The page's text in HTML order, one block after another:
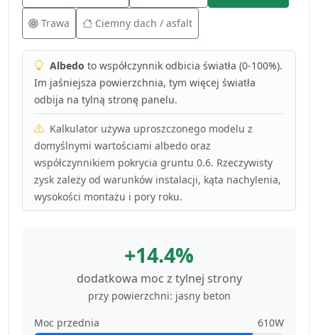
Trawa Ciemny dach / asfalt
Albedo to współczynnik odbicia światła (0-100%).
Im jaśniejsza powierzchnia, tym więcej światła
odbija na tylną stronę panelu.
Kalkulator używa uproszczonego modelu z
domyślnymi wartościami albedo oraz
współczynnikiem pokrycia gruntu 0.6. Rzeczywisty
zysk zależy od warunków instalacji, kąta nachylenia,
wysokości montażu i pory roku.
+14.4%
dodatkowa moc z tylnej strony
przy powierzchni: jasny beton
Moc przednia
610W